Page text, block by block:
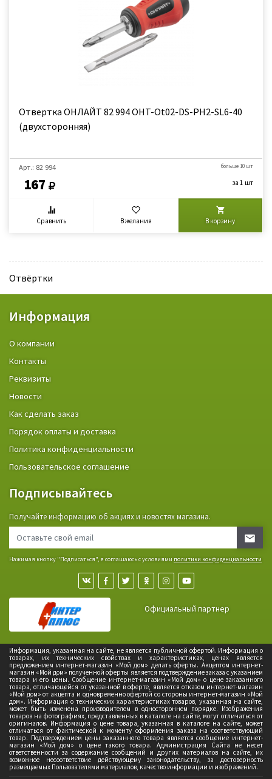
Отвертка ОНЛАЙТ 82 994 OHT-Оt02-DS-PH2-SL6-40
(двухсторонняя)
Арт.: 82 994
167
больше 10 шт
за 1 шт
Сравнить В желания В корзину
Отвёртки
Информация
О компании
Контакты
Реквизиты
Новости
Как сделать заказ
Порядок оплаты и доставка
Политика конфиденциальности
Пользовательское соглашение
Подписывайтесь
Получайте информацию об акциях и новостях магазина.
Нажимая кнопку "Подписаться", я соглашаюсь с условиями политики конфиденциальности
Официальный партнер
Информация, указанная на сайте, не является публичной офертой. Информация о
товарах, их технических свойствах и характеристиках, ценах является
предложением интернет-магазин «Мой дом» делать оферты. Акцептом интернет-
магазин «Мой дом» полученной оферты является подтверждение заказа с указанием
товара и его цены. Сообщение интернет-магазин «Мой дом» о цене заказанного
товара, отличающейся от указанной в оферте, является отказом интернет-магазин
«Мой дом» от акцепта и одновременно офертой со стороны интернет-магазин «Мой
дом». Информация о технических характеристиках товаров, указанная на сайте,
может быть изменена производителем в одностороннем порядке. Изображения
товаров на фотографиях, представленных в каталоге на сайте, могут отличаться от
оригиналов. Информация о цене товара, указанная в каталоге на сайте, может
отличаться от фактической к моменту оформления заказа на соответствующий
товар. Подтверждением цены заказанного товара является сообщение интернет-
магазин «Мой дом» о цене такого товара. Администрация Сайта не несет
ответственности за содержание сообщений и других материалов на сайте, их
возможное несоответствие действующему законодательству, за достоверность
размещаемых Пользователями материалов, качество информации и изображений.